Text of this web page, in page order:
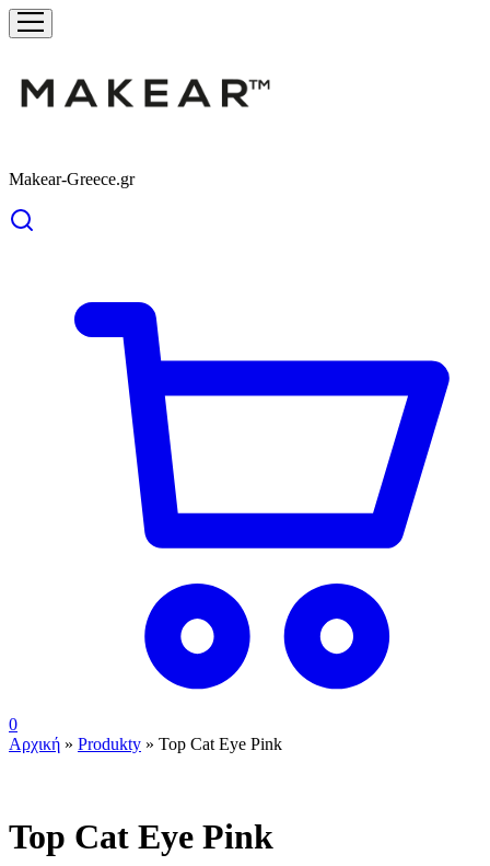
Makear-Greece.gr
0
Αρχική » Produkty » Top Cat Eye Pink
Top Cat Eye Pink